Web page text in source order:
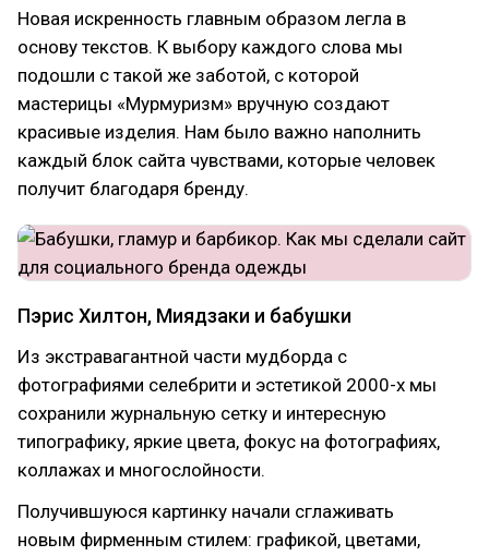
Новая искренность главным образом легла в
основу текстов. К выбору каждого слова мы
подошли с такой же заботой, с которой
мастерицы «Мурмуризм» вручную создают
красивые изделия. Нам было важно наполнить
каждый блок сайта чувствами, которые человек
получит благодаря бренду.
Пэрис Хилтон, Миядзаки и бабушки
Из экстравагантной части мудборда с
фотографиями селебрити и эстетикой 2000-х мы
сохранили журнальную сетку и интересную
типографику, яркие цвета, фокус на фотографиях,
коллажах и многослойности.
Получившуюся картинку начали сглаживать
новым фирменным стилем: графикой, цветами,